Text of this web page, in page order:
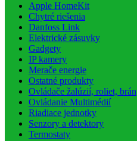
Apple HomeKit
Chytré riešenia
Danfoss Link
Elektrické zásuvky
Gadgety
IP kamery
Merače energie
Ostatné produkty
Ovládače žalúzií, roliet, brán
Ovládanie Multimédií
Riadiace jednotky
Senzory a detektory
Termostaty